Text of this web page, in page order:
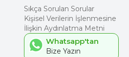
Sıkça Sorulan Sorular
Kişisel Verilerin İşlenmesine
İlişkin Aydınlatma Metni
Whatsapp'tan